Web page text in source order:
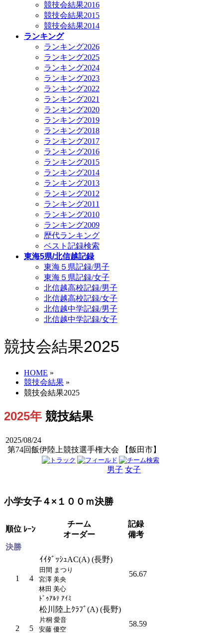
競技会結果2016
競技会結果2015
競技会結果2014
ランキング
ランキング2026
ランキング2025
ランキング2024
ランキング2023
ランキング2022
ランキング2021
ランキング2020
ランキング2019
ランキング2018
ランキング2017
ランキング2016
ランキング2015
ランキング2014
ランキング2013
ランキング2012
ランキング2011
ランキング2010
ランキング2009
歴代ランキング
ベスト記録検索
東海5県/北信越記録
東海５県記録/男子
東海５県記録/女子
北信越高校記録/男子
北信越高校記録/女子
北信越中学記録/男子
北信越中学記録/女子
競技会結果2025
HOME »
競技会結果 »
競技会結果2025
2025年 競技結果
2025/08/24
第74回飯伊陸上競技選手権大会 【飯田市】
男子 女子
小学女子４×１００ｍ決勝
順位 ﾚｰﾝ
チーム
オーダー
記録
備考
決勝
1 4
ｲｲﾀﾞｯｼｭAC(A) (長野)
田間 まつり
宮澤 美央
林田 美心
ﾄﾞｩｱﾙﾃ ｱｲﾐ
56.67
2 5
松川陸上ｸﾗﾌﾞ(A) (長野)
片桐 愛音
安藤 優空
58.59